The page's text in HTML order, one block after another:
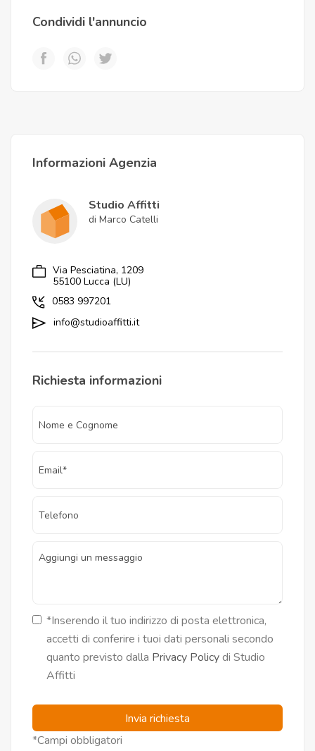
Condividi l'annuncio
Informazioni Agenzia
Studio Affitti
di Marco Catelli
Via Pesciatina, 1209
55100 Lucca (LU)
0583 997201
info@studioaffitti.it
Richiesta informazioni
*Inserendo il tuo indirizzo di posta elettronica,
accetti di conferire i tuoi dati personali secondo
quanto previsto dalla Privacy Policydi Studio
Affitti
Invia richiesta
*Campi obbligatori